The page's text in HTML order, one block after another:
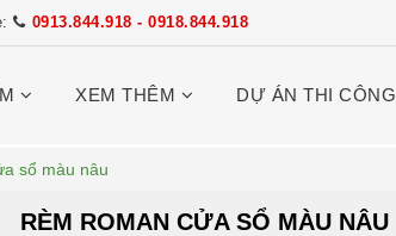
0913.844.918 - 0918.844.918
XEM THÊM DỰ ÁN THI CÔNG
sổ màu nâu
RÈM ROMAN CỬA SỔ MÀU NÂU